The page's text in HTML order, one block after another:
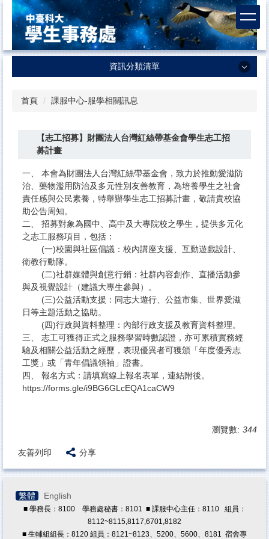
到
主
要
內
資訊分類清單
課外活動及服務學習中心
衛生保健組
諮商輔導中心
體育室
軍訓室
原住民族學生資源中心
學務處法規
導師專區
學生版行事曆
學輔工作經費
兼任助理專區
首頁 課服中心-服學相關訊息
【志工招募】財團法人台灣紅絲帶基金會學生志工招
募計畫
一、 本會為財團法人台灣紅絲帶基金會，致力於推動愛滋防
治、藥物濫用防治及多元性別友善教育，為培養學生之社會
責任感與公民素養，特舉辦學生志工招募計畫，敬請貴校協
助公告周知。
二、 招募對象為國中、高中及大專院校之學生，提供多元化
之志工服務項目，包括：
(一)校園與社區倡議：校內講座支援、互動遊戲設計、
衛教行動隊。
(二)社群媒體與創意行銷：社群內容創作、直播活動參
與及視覺設計（建議大專生參與）。
(三)公益活動支援：同志大遊行、公益市集、世界愛滋
日等主題活動之協助。
(四)行政與資料整理：內部行政支援及教育資料整理。
三、 志工可獲得正式之服務學習時數認證，亦可累積實務經
驗及相關公益活動之經歷，表現優異者可獲頒「年度優秀志
工獎」或「青年倡議領袖」證書。
四、 報名方式：請填寫線上報名表單，連結附後。
https://forms.gle/i9BG6GLcEQA1caCW9
瀏覽數: 344
友善列印 分享
繁體 English
■ 學務長：8100 學務處秘書：8101 ■ 課服中心主任：8110 組員：
8112~8115,8117,6701,8182
■ 生輔組組長：8120 組員：8121~8123、5200、5600、8181 宿舍專